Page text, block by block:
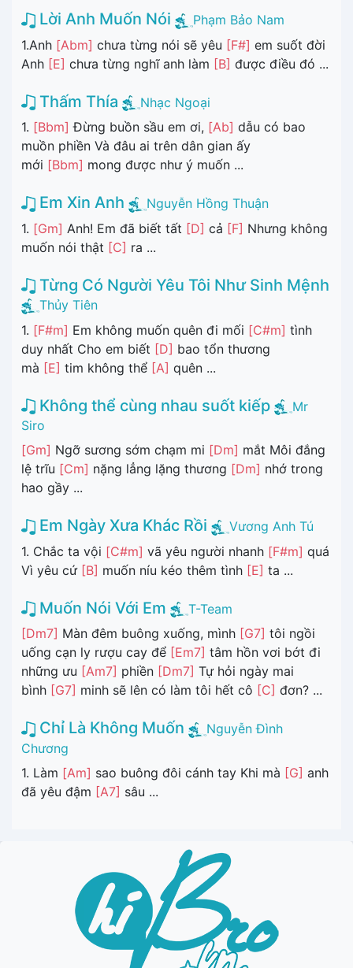
Lời Anh Muốn Nói
Phạm Bảo Nam
1.Anh [Abm] chưa từng nói sẽ yêu [F#] em suốt đời
Anh [E] chưa từng nghĩ anh làm [B] được điều đó ...
Thấm Thía
Nhạc Ngoại
1. [Bbm] Đừng buồn sầu em ơi, [Ab] dẫu có bao
muồn phiền Và đâu ai trên dân gian ấy
mới [Bbm] mong được như ý muốn ...
Em Xin Anh
Nguyễn Hồng Thuận
1. [Gm] Anh! Em đã biết tất [D] cả [F] Nhưng không
muốn nói thật [C] ra ...
Từng Có Người Yêu Tôi Như Sinh Mệnh
Thủy Tiên
1. [F#m] Em không muốn quên đi mối [C#m] tình
duy nhất Cho em biết [D] bao tổn thương
mà [E] tim không thể [A] quên ...
Không thể cùng nhau suốt kiếp
Mr
Siro
[Gm] Ngỡ sương sớm chạm mi [Dm] mắt Môi đắng
lệ trĩu [Cm] nặng lẳng lặng thương [Dm] nhớ trong
hao gầy ...
Em Ngày Xưa Khác Rồi
Vương Anh Tú
1. Chắc ta vội [C#m] vã yêu người nhanh [F#m] quá
Vì yêu cứ [B] muốn níu kéo thêm tình [E] ta ...
Muốn Nói Với Em
T-Team
[Dm7] Màn đêm buông xuống, mình [G7] tôi ngồi
uống cạn ly rượu cay để [Em7] tâm hồn vơi bớt đi
những ưu [Am7] phiền [Dm7] Tự hỏi ngày mai
bình [G7] minh sẽ lên có làm tôi hết cô [C] đơn? ...
Chỉ Là Không Muốn
Nguyễn Đình
Chương
1. Làm [Am] sao buông đôi cánh tay Khi mà [G] anh
đã yêu đậm [A7] sâu ...